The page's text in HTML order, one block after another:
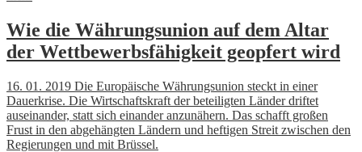
Wie die Währungsunion auf dem Altar
der Wettbewerbsfähigkeit geopfert wird
16. 01. 2019 Die Europäische Währungsunion steckt in einer
Dauerkrise. Die Wirtschaftskraft der beteiligten Länder driftet
auseinander, statt sich einander anzunähern. Das schafft großen
Frust in den abgehängten Ländern und heftigen Streit zwischen den
Regierungen und mit Brüssel.